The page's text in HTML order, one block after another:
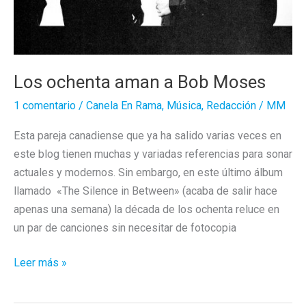
Los ochenta aman a Bob Moses
1 comentario / Canela En Rama, Música, Redacción / MM
Esta pareja canadiense que ya ha salido varias veces en
este blog tienen muchas y variadas referencias para sonar
actuales y modernos. Sin embargo, en este último álbum
llamado «The Silence in Between» (acaba de salir hace
apenas una semana) la década de los ochenta reluce en
un par de canciones sin necesitar de fotocopia
Los
Leer más »